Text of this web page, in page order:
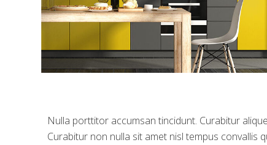
Nulla porttitor accumsan tincidunt. Curabitur
Curabitur non nulla sit amet nisl tempus convallis